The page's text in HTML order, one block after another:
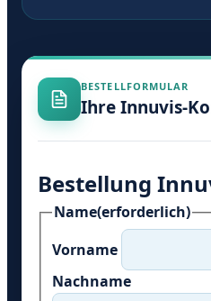
BESTELLFORMULAR
Ihre Innuvis-
Bestellung
Name(erforderlich)
Vorname
Nachname